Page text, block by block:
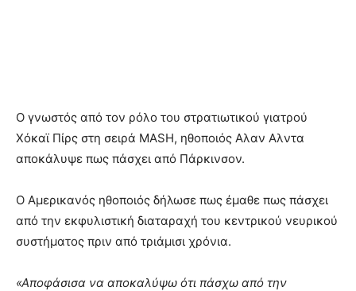
Ο γνωστός από τον ρόλο του στρατιωτικού γιατρού
Χόκαϊ Πίρς στη σειρά MASH, ηθοποιός Αλαν Αλντα
αποκάλυψε πως πάσχει από Πάρκινσον.
Ο Αμερικανός ηθοποιός δήλωσε πως έμαθε πως πάσχει
από την εκφυλιστική διαταραχή του κεντρικού νευρικού
συστήματος πριν από τριάμισι χρόνια.
«Αποφάσισα να αποκαλύψω ότι πάσχω από την